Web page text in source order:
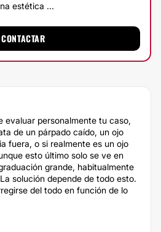
estética ...
CONTACTAR
evaluar personalmente tu caso,
de un párpado caído, un ojo
fuera, o si realmente es un ojo
esto último solo se ve en
grande, habitualmente
solución depende de todo esto.
del todo en función de lo